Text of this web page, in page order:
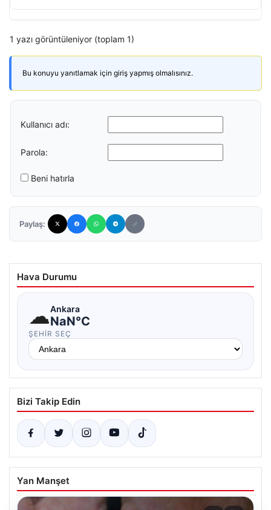
1 yazı görüntüleniyor (toplam 1)
Bu konuyu yanıtlamak için giriş yapmış olmalısınız.
Kullanıcı adı:
Parola:
Beni hatırla
Paylaş:
Hava Durumu
☁Ankara
NaN°C
ŞEHIR SEÇ
Bizi Takip Edin
Yan Manşet